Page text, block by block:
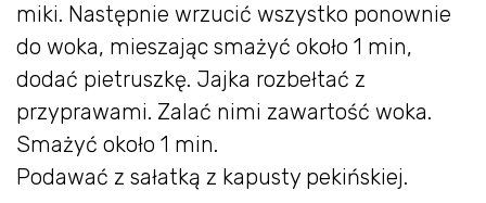
miki. Następnie wrzucić wszystko ponownie
do woka, mieszając smażyć około 1 min,
dodać pietruszkę. Jajka rozbełtać z
przyprawami. Zalać nimi zawartość woka.
Smażyć około 1 min.
Podawać z sałatką z kapusty pekińskiej.